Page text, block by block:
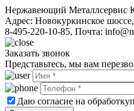
Нержавеющий Металлсервис
Адрес: Новокуркинское
8-495-220-10-85, Почта:
Заказать звонок
Представьтесь, мы вам
Даю согласие на обработку